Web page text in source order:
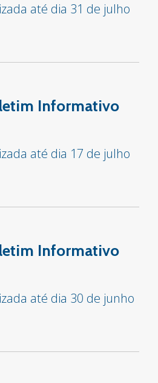
até dia 31 de julho
Informativo
até dia 17 de julho
Informativo
até dia 30 de junho